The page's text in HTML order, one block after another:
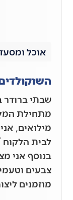
אוכל
מילואים,
לבית
בנוסף אני
צבעים
מוזמנים